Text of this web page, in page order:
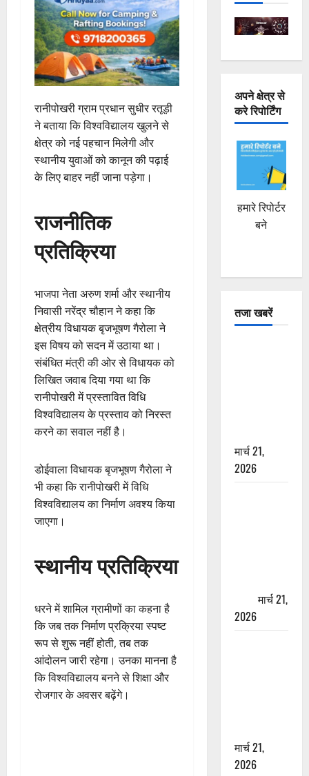
रानीपोखरी ग्राम प्रधान सुधीर रतूड़ी
ने बताया कि विश्वविद्यालय खुलने से
क्षेत्र को नई पहचान मिलेगी और
स्थानीय युवाओं को कानून की पढ़ाई
के लिए बाहर नहीं जाना पड़ेगा।
राजनीतिक
प्रतिक्रिया
भाजपा नेता अरुण शर्मा और स्थानीय
निवासी नरेंद्र चौहान ने कहा कि
क्षेत्रीय विधायक बृजभूषण गैरोला ने
इस विषय को सदन में उठाया था।
संबंधित मंत्री की ओर से विधायक को
लिखित जवाब दिया गया था कि
रानीपोखरी में प्रस्तावित विधि
विश्वविद्यालय के प्रस्ताव को निरस्त
करने का सवाल नहीं है।
डोईवाला विधायक बृजभूषण गैरोला ने
भी कहा कि रानीपोखरी में विधि
विश्वविद्यालय का निर्माण अवश्य किया
जाएगा।
स्थानीय प्रतिक्रिया
धरने में शामिल ग्रामीणों का कहना है
कि जब तक निर्माण प्रक्रिया स्पष्ट
रूप से शुरू नहीं होती, तब तक
आंदोलन जारी रहेगा। उनका मानना है
कि विश्वविद्यालय बनने से शिक्षा और
रोजगार के अवसर बढ़ेंगे।
अपने क्षेत्र से
करे रिपोर्टिंग
हमारे रिपोर्टर
बने
तजा खबरें
मार्च 21,
2026
मार्च 21,
2026
मार्च 21,
2026